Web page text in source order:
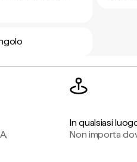
In qualsiasi
Non importa